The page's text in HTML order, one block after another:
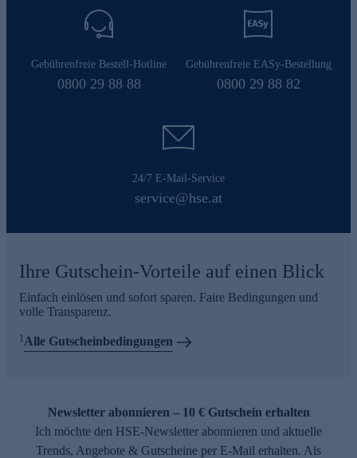
Gebührenfreie Bestell-Hotline
0800 29 88 88
Gebührenfreie EASy-Bestellung
0800 29 88 82
24/7 E-Mail-Service
service@hse.at
Ihre Gutschein-Vorteile auf einen Blick
Einfach einlösen und sofort sparen. Faire Bedingungen und
volle Transparenz.
1Alle Gutscheinbedingungen
Newsletter abonnieren – 10 € Gutschein erhalten
Ich möchte den HSE-Newsletter abonnieren und aktuelle
Trends, Angebote & Gutscheine per E-Mail erhalten. Als